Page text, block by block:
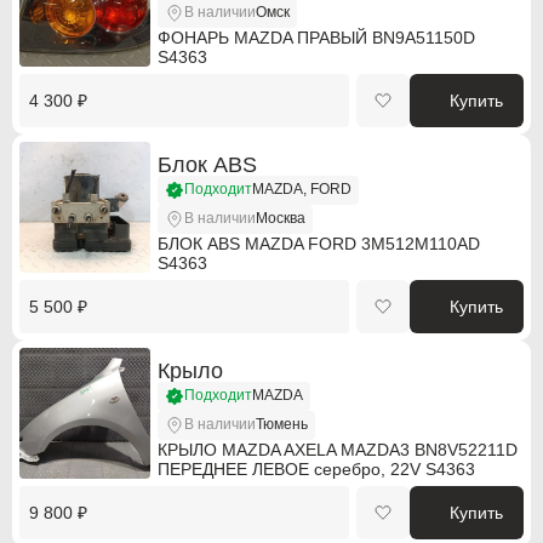
В наличииОмск
ФОНАРЬ MAZDA ПРАВЫЙ BN9A51150D
S4363
4 300 ₽ Купить
Блок ABS
В наличии Москва
ПодходитMAZDA, FORD
БЛОК ABS MAZDA FORD 3M512M110AD
S4363
5 500 ₽ Купить
Крыло
В наличииТюмень
ПодходитMAZDA
КРЫЛО MAZDA AXELA MAZDA3 BN8V52211D
ПЕРЕДНЕЕ ЛЕВОЕ серебро, 22V S4363
9 800 ₽ Купить
Hummer
Isuzu
Jaguar
Jeep
Lancia
Land Rover
Lexus
Hummer
Isuzu
Jaguar
Jeep
Lancia
Land Rover
Lexus